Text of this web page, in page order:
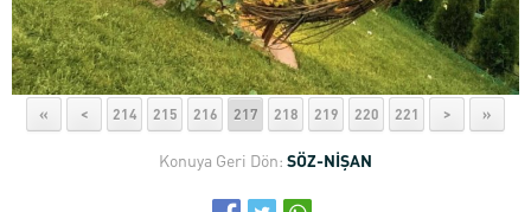
« < 214 215 216 217 218 219 220 221 > »
Konuya Geri Dön: SÖZ-NİŞAN